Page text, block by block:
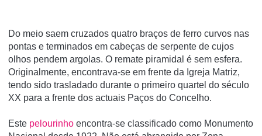
Do meio saem cruzados quatro braços de ferro curvos nas
pontas e terminados em cabeças de serpente de cujos
olhos pendem argolas. O remate piramidal é sem esfera.
Originalmente, encontrava-se em frente da Igreja Matriz,
tendo sido trasladado durante o primeiro quartel do século
XX para a frente dos actuais Paços do Concelho.
Este pelourinho encontra-se classificado como Monumento